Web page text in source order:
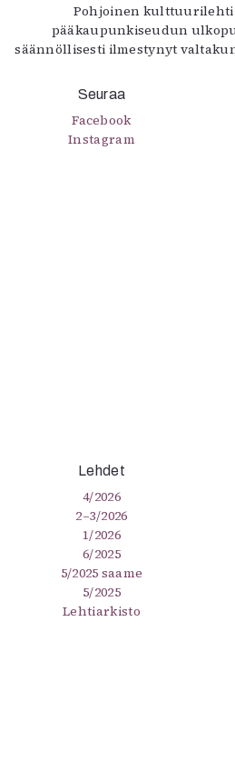
Pohjoinen kulttuurilehti
pääkaupunkiseudun
säännöllisesti ilmestynyt
Seuraa
Facebook
Instagram
Lehdet
4/2026
2–3/2026
1/2026
6/2025
5/2025 saame
5/2025
Lehtiarkisto